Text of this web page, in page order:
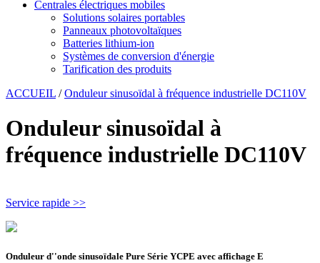
Centrales électriques mobiles
Solutions solaires portables
Panneaux photovoltaïques
Batteries lithium-ion
Systèmes de conversion d'énergie
Tarification des produits
ACCUEIL /Onduleur sinusoïdal à fréquence industrielle DC110V
Onduleur sinusoïdal à
fréquence industrielle DC110V
Service rapide >>
Onduleur d''onde sinusoïdale Pure Série YCPE avec affichage E